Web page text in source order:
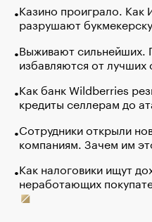
Казино проиграло. Как
разрушают
Выживают сильнейших.
избавляются от лучших
Как банк Wildberries
кредиты селлерам до
Сотрудники открыли
компаниям. Зачем им
Как налоговики ищут
неработающих